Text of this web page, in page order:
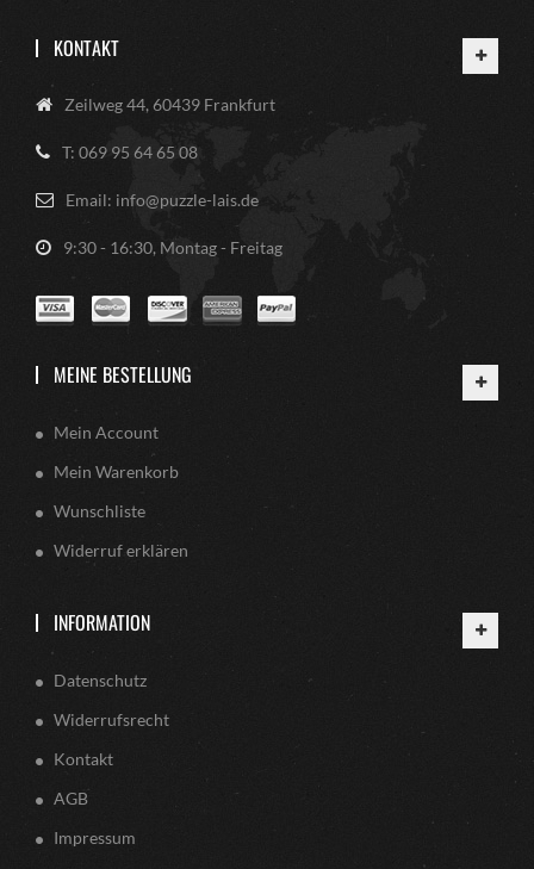
KONTAKT
Zeilweg 44, 60439 Frankfurt
T: 069 95 64 65 08
Email: info@puzzle-lais.de
9:30 - 16:30, Montag - Freitag
MEINE BESTELLUNG
Mein Account
Mein Warenkorb
Wunschliste
Widerruf erklären
INFORMATION
Datenschutz
Widerrufsrecht
Kontakt
AGB
Impressum